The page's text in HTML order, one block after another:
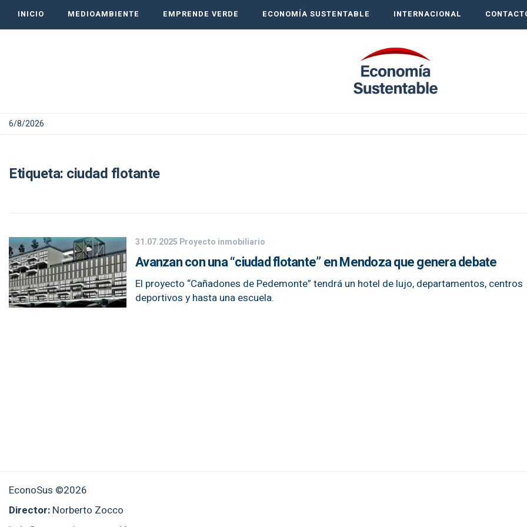
INICIO MEDIOAMBIENTE EMPRENDE VERDE ECONOMÍA SUSTENTABLE INTERNACIONAL
6/8/2026
Etiqueta: ciudad flotante
31.07.2025 Proyecto inmobiliario
Avanzan con una “ciudad flotante” en Mendoza que genera debate
El proyecto “Cañadones de Pedemonte” tendrá un hotel de lujo, departamentos, centros
deportivos y hasta una escuela.
EconoSus ©2026
Director: Norberto Zocco